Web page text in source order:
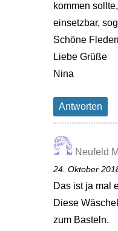
kommen
einsetzbar,
Schöne
Liebe Grüße
Nina
Antworten
Neufeld
24. Oktober
Das ist ja mal
Diese
zum Basteln.